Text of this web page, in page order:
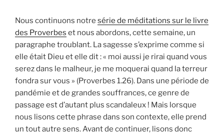
Nous continuons notre série de méditations sur le livre
des Proverbes et nous abordons, cette semaine, un
paragraphe troublant. La sagesse s’exprime comme si
elle était Dieu et elle dit : « moi aussi je rirai quand vous
serez dans le malheur, je me moquerai quand la terreur
fondra sur vous » (Proverbes 1.26). Dans une période de
pandémie et de grandes souffrances, ce genre de
passage est d’autant plus scandaleux ! Mais lorsque
nous lisons cette phrase dans son contexte, elle prend
un tout autre sens. Avant de continuer, lisons donc